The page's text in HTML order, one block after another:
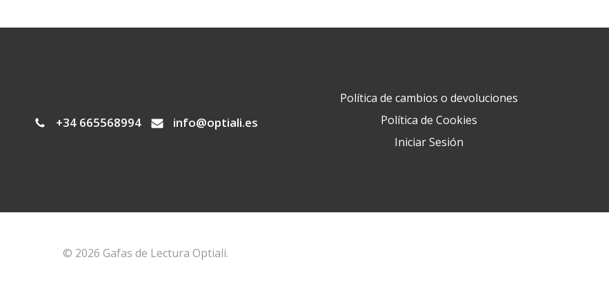
+34 665568994 info@optiali.es
Política de cambios o devoluciones
Política de Cookies
Iniciar Sesión
© 2026 Gafas de Lectura Optiali.